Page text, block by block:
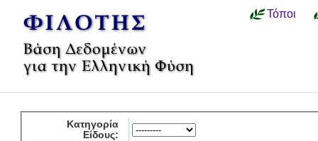
Τόποι
Κατηγορία
Είδους: